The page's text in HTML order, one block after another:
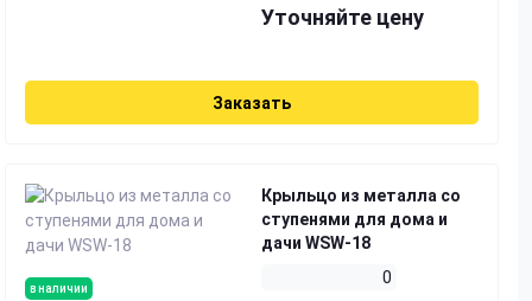
Уточняйте цену
Заказать
в наличии
Крыльцо из металла со
ступенями для дома и
дачи WSW-18
0